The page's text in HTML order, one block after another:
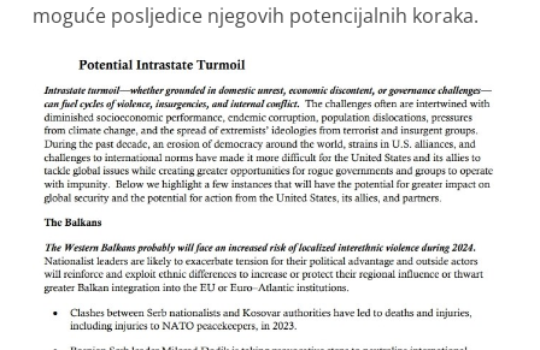
moguće posljedice njegovih potencijalnih koraka.